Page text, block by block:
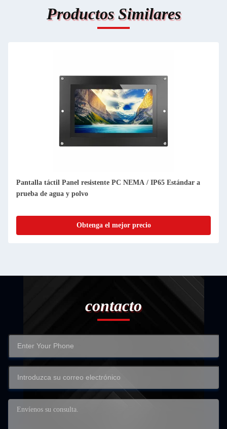
Productos Similares
PC táctil robusto de 20W con panel todo en uno de 12V / 24V
CC con pantalla táctil duradera
Obtenga el mejor precio
contacto